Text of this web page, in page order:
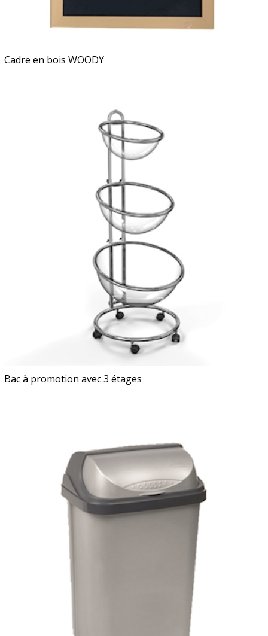
Cadre en bois WOODY
Bac à promotion avec 3 étages